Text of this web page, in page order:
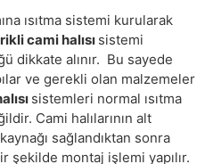
ısıtma sistemi kurularak
cami halısı sistemi
dikkate alınır. Bu sayede
ve gerekli olan malzemeler
sistemleri normal ısıtma
Cami halılarının alt
sağlandıktan sonra
montaj işlemi yapılır.